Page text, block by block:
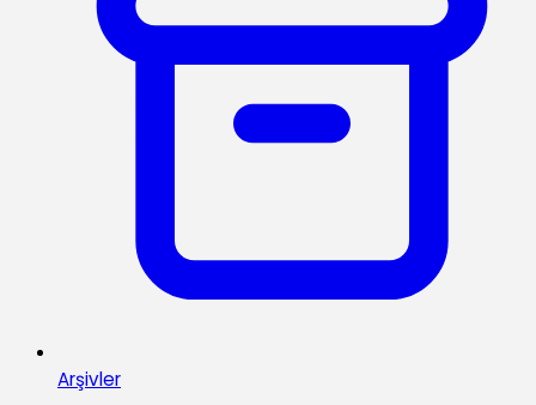
Arşivler